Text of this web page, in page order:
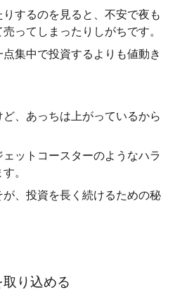
するのを見ると、不安で夜も
ってしまったりしがちです。
集中で投資するよりも値動き
ど、あっちは上がっているから
ットコースターのようなハラ
。
、投資を長く続けるための秘
り込める